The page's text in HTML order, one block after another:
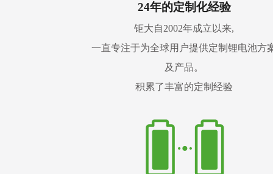
24年的定制化经验
钜大自2002年成立以来,
一直专注于为全球用户提供定制锂电池方
及产品。
积累了丰富的定制经验